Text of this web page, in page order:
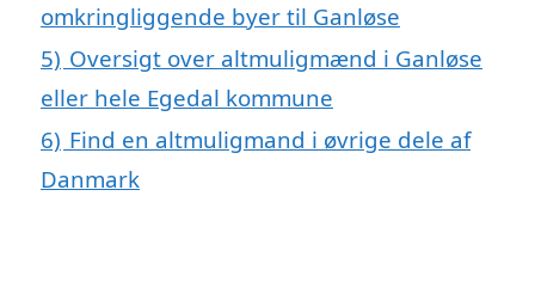
omkringliggende byer til Ganløse
5) Oversigt over altmuligmænd i Ganløse
eller hele Egedal kommune
6) Find en altmuligmand i øvrige dele af
Danmark